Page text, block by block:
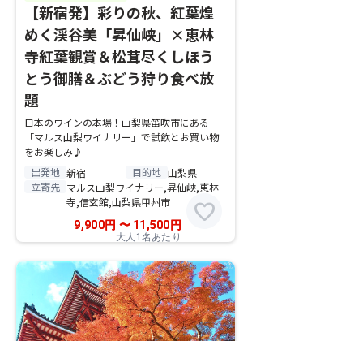
【新宿発】彩りの秋、紅葉煌
めく渓谷美「昇仙峡」×恵林
寺紅葉観賞＆松茸尽くしほう
とう御膳＆ぶどう狩り食べ放
題
日本のワインの本場！山梨県笛吹市にある
「マルス山梨ワイナリー」で試飲とお買い物
をお楽しみ♪
出発地 新宿 目的地 山梨県
立寄先 マルス山梨ワイナリー,昇仙峡,恵林
寺,信玄館,山梨県甲州市
9,900円 〜11,500 円
大人1名あたり
favorite